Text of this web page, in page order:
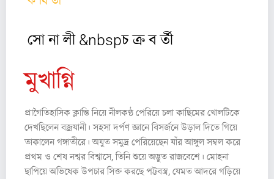
সো না লী &nbspচ ক্র ব র্তী
মুখাগ্নি
প্রাগৈতিহাসিক ক্লান্তি নিয়ে নীলকণ্ঠ পেরিয়ে চলা কাছিমের খোলটিকে
দেখছিলেন বজ্রযানী। সহসা দর্পণ জ্ঞানে বিসর্জনে উড়াল দিতে গিয়ে
তাকালেন গঙ্গাতীরে। অযুত সমুদ্র পেরিয়েছেন যাঁর আঙ্গুল সম্বল করে
প্রথম ও শেষ নশ্বর বিশ্বাসে, তিনি শুয়ে অদ্ভুত রাজবেশে। মোহনা
ছাপিয়ে অভিষেক উপচার সিক্ত করছে পট্টবস্ত্র, যেমত আদরে গড়িয়ে